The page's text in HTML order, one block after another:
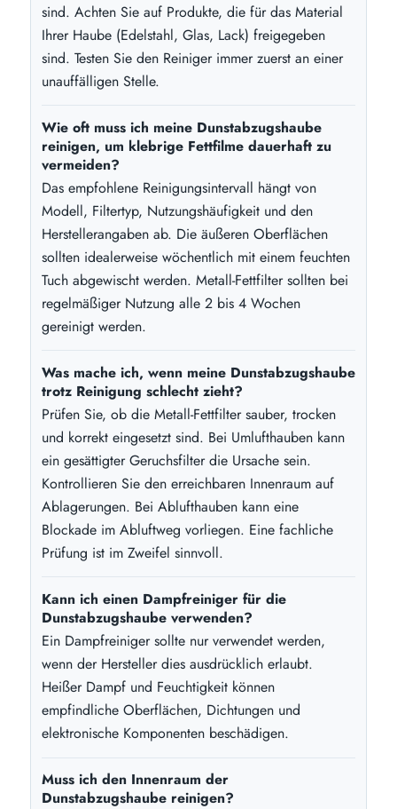
sind. Achten Sie auf Produkte, die für das Material
Ihrer Haube (Edelstahl, Glas, Lack) freigegeben
sind. Testen Sie den Reiniger immer zuerst an einer
unauffälligen Stelle.
Wie oft muss ich meine Dunstabzugshaube
reinigen, um klebrige Fettfilme dauerhaft zu
vermeiden?
Das empfohlene Reinigungsintervall hängt von
Modell, Filtertyp, Nutzungshäufigkeit und den
Herstellerangaben ab. Die äußeren Oberflächen
sollten idealerweise wöchentlich mit einem feuchten
Tuch abgewischt werden. Metall-Fettfilter sollten bei
regelmäßiger Nutzung alle 2 bis 4 Wochen
gereinigt werden.
Was mache ich, wenn meine Dunstabzugshaube
trotz Reinigung schlecht zieht?
Prüfen Sie, ob die Metall-Fettfilter sauber, trocken
und korrekt eingesetzt sind. Bei Umlufthauben kann
ein gesättigter Geruchsfilter die Ursache sein.
Kontrollieren Sie den erreichbaren Innenraum auf
Ablagerungen. Bei Ablufthauben kann eine
Blockade im Abluftweg vorliegen. Eine fachliche
Prüfung ist im Zweifel sinnvoll.
Kann ich einen Dampfreiniger für die
Dunstabzugshaube verwenden?
Ein Dampfreiniger sollte nur verwendet werden,
wenn der Hersteller dies ausdrücklich erlaubt.
Heißer Dampf und Feuchtigkeit können
empfindliche Oberflächen, Dichtungen und
elektronische Komponenten beschädigen.
Muss ich den Innenraum der
Dunstabzugshaube reinigen?